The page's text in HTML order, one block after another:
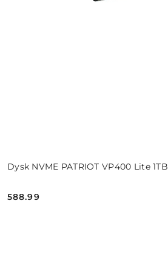
Dysk NVME PATRIOT VP400 Lite 1TB
Cena:
588.99